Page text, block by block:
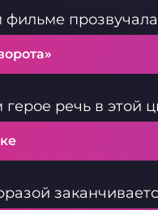
фильме прозвучала
речь в этой